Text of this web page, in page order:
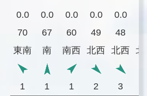
0.0 0.0 0.0 0.0 0.0
70
67 60 49 48
東南
南 南西 北西 北西 北
1 1 1 2 3